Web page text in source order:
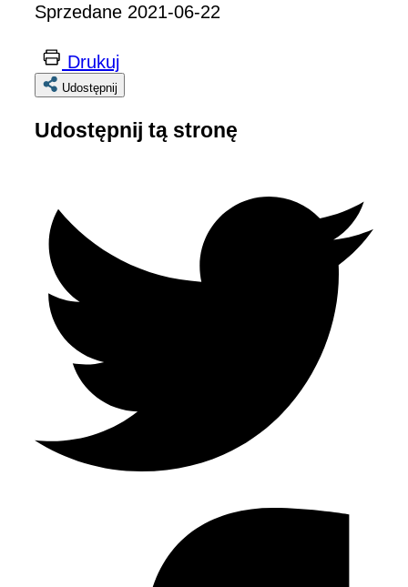
Sprzedane 2021-06-22
Drukuj
Udostępnij
Udostępnij tą stronę